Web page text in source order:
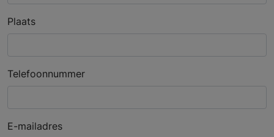
Plaats
Telefoonnummer
E-mailadres